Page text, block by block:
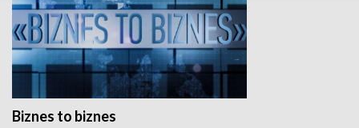
Biznes to biznes